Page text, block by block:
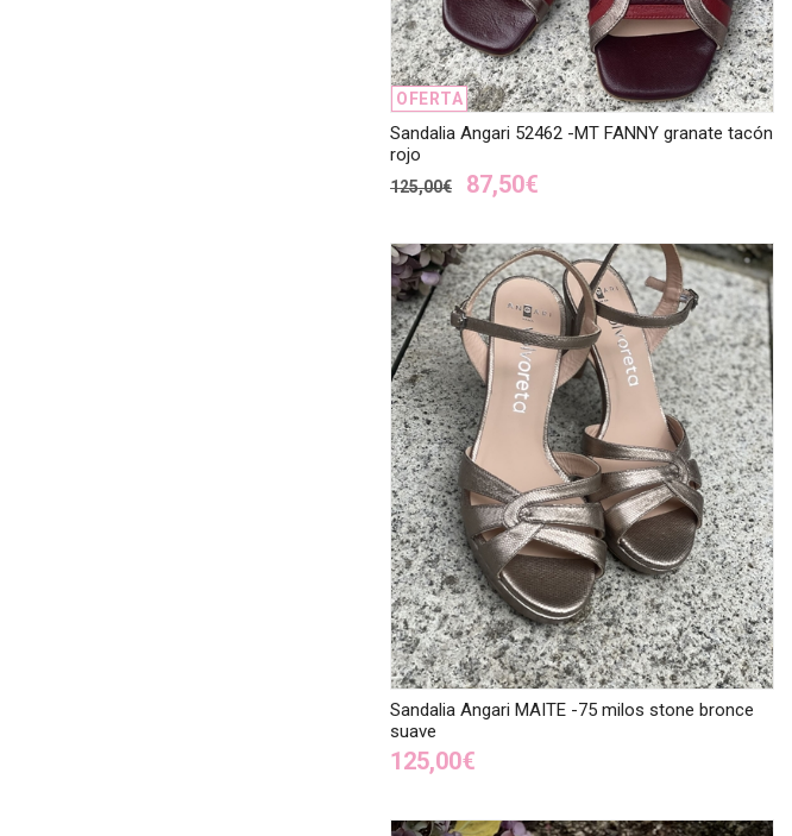
OFERTA
Sandalia Angari 52462 -MT FANNY granate tacón
rojo
125,00€ 87,50€
Sandalia Angari MAITE -75 milos stone bronce
suave
125,00€